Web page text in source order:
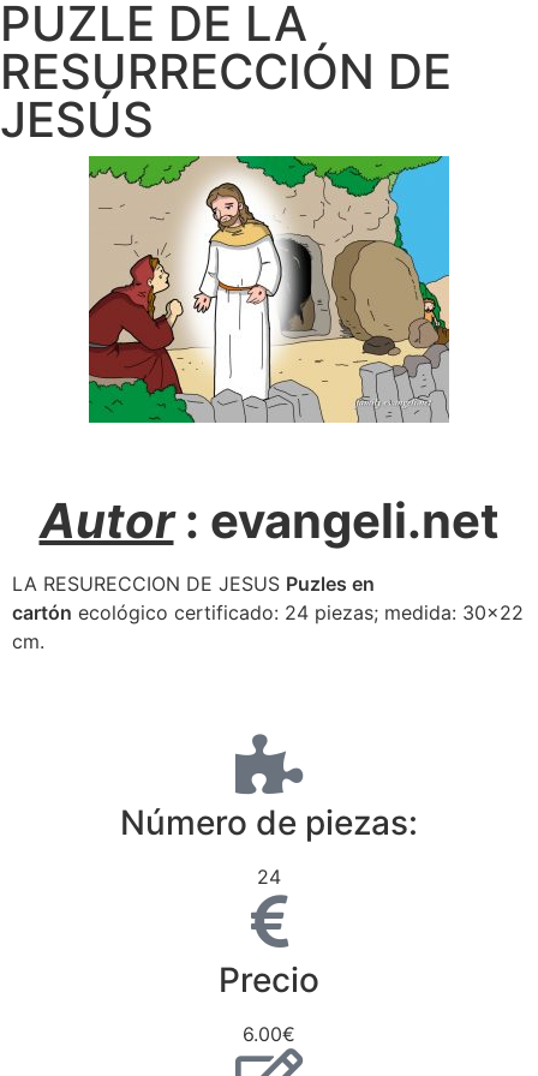
PUZLE DE LA
RESURRECCIÓN DE
JESÚS
Autor: evangeli.net
LA RESURECCION DE JESUS Puzles en
cartón ecológico certificado: 24 piezas; medida: 30×22
cm.
Número de piezas:
24
Precio
6.00€